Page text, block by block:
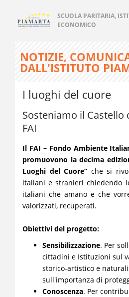
SCUOLA PARITARIA,
ECONOMICO
NOTIZIE,
DALL'ISTITUTO
I luoghi del cuore
Sosteniamo il Castello
FAI
Il FAI – Fondo Ambiente
promuovono la decima
Luoghi del Cuore” che si
italiani e stranieri chiedendo
italiani che amano e che
valorizzati, recuperati.
Obiettivi del progetto:
Sensibilizzazione. Per
cittadini e Istituzioni sul
storico-artistico e
sull'importanza di
Conoscenza. Per